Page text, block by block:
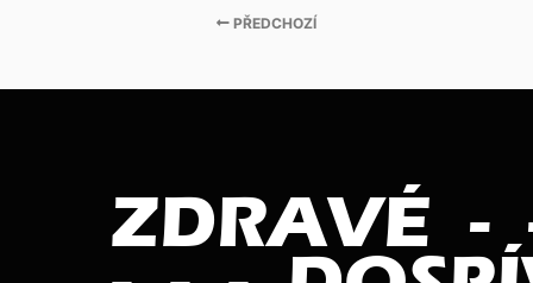
PŘEDCHOZÍ